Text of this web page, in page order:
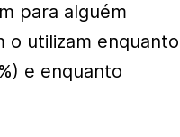
para alguém
o utilizam enquanto
e enquanto